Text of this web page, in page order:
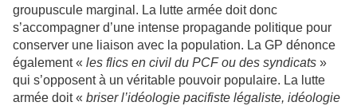
groupuscule marginal. La lutte armée doit donc
s’accompagner d’une intense propagande politique pour
conserver une liaison avec la population. La GP dénonce
également « les flics en civil du PCF ou des syndicats »
qui s’opposent à un véritable pouvoir populaire. La lutte
armée doit « briser l’idéologie pacifiste légaliste, idéologie